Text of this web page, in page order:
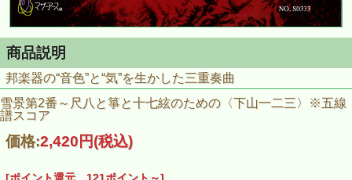
商品説明
邦楽器の“音色”と“気”を生かした三重奏曲
雪景第2番～尺八と箏と十七絃のための〈下山一二三〉※五線
譜スコア
価格:2,420円(税込)